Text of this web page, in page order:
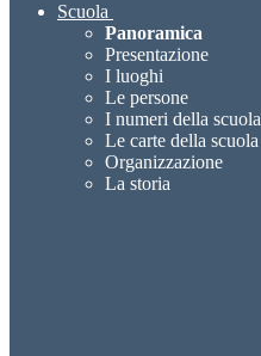
Scuola
Panoramica
Presentazione
I luoghi
Le persone
I numeri della scuola
Le carte della scuola
Organizzazione
La storia